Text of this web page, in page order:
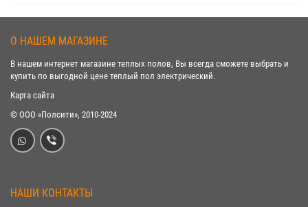
О НАШЕМ МАГАЗИНЕ
В нашем интернет магазине теплых полов, Вы всегда сможете выбрать и
купить по выгодной цене теплый пол электрический.
Карта сайта
© ООО «Полсити», 2010-2024
НАШИ КОНТАКТЫ